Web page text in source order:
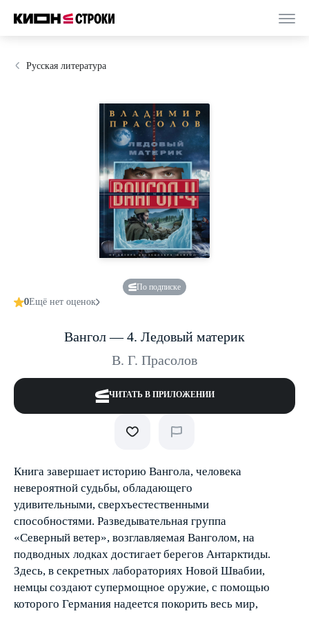
Русская литература
По подписке
0Ещё нет оценок
Вангол — 4. Ледовый материк
В. Г. Прасолов
ЧИТАТЬ В ПРИЛОЖЕНИИ
Книга завершает историю Вангола, человека
невероятной судьбы, обладающего
удивительными, сверхъестественными
способностями. Разведывательная группа
«Северный ветер», возглавляемая Ванголом, на
подводных лодках достигает берегов Антарктиды.
Здесь, в секретных лабораториях Новой Швабии,
немцы создают супермощное оружие, с помощью
которого Германия надеется покорить весь мир,